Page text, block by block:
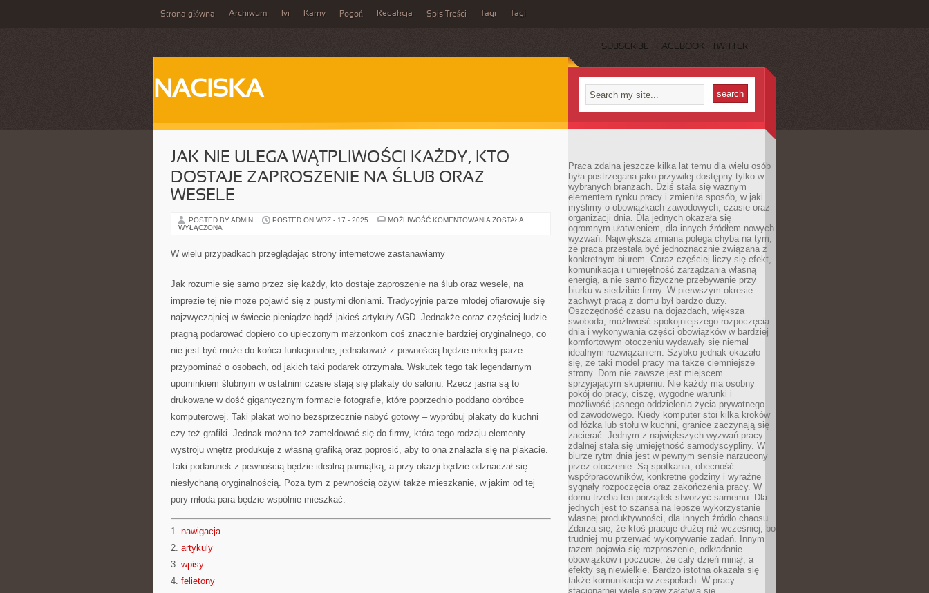
Strona główna Archiwum Ivi Karny Pogoń Redakcja Spis Treści Tagi Tagi
SUBSCRIBE FACEBOOK TWITTER
NACISKA
JAK NIE ULEGA WĄTPLIWOŚCI KAŻDY, KTO
DOSTAJE ZAPROSZENIE NA ŚLUB ORAZ
WESELE
POSTED BY ADMIN POSTED ON WRZ - 17 - 2025 MOŻLIWOŚĆ KOMENTOWANIA JAK
ŚLUB
WESELE
ZOSTAŁA
WYŁĄCZONA
W wielu przypadkach przeglądając strony internetowe zastanawiamy
Jak rozumie się samo przez się każdy, kto dostaje zaproszenie na ślub oraz wesele, na
imprezie tej nie może pojawić się z pustymi dłoniami. Tradycyjnie parze młodej ofiarowuje się
najzwyczajniej w świecie pieniądze bądź jakieś artykuły AGD. Jednakże coraz częściej ludzie
pragną podarować dopiero co upieczonym małżonkom coś znacznie bardziej oryginalnego, co
nie jest być może do końca funkcjonalne, jednakowoż z pewnością będzie młodej parze
przypominać o osobach, od jakich taki podarek otrzymała. Wskutek tego tak legendarnym
upominkiem ślubnym w ostatnim czasie stają się plakaty do salonu. Rzecz jasna są to
drukowane w dość gigantycznym formacie fotografie, które poprzednio poddano obróbce
komputerowej. Taki plakat wolno bezsprzecznie nabyć gotowy – wypróbuj plakaty do kuchni
czy też grafiki. Jednak można też zameldować się do firmy, która tego rodzaju elementy
wystroju wnętrz produkuje z własną grafiką oraz poprosić, aby to ona znalazła się na plakacie.
Taki podarunek z pewnością będzie idealną pamiątką, a przy okazji będzie odznaczał się
niesłychaną oryginalnością. Poza tym z pewnością ożywi także mieszkanie, w jakim od tej
pory młoda para będzie wspólnie mieszkać.
1. nawigacja
2. artykuly
3. wpisy
4. felietony
Praca zdalna jeszcze kilka lat temu dla wielu osób
była postrzegana jako przywilej dostępny tylko w
wybranych branżach. Dziś stała się ważnym
elementem rynku pracy i zmieniła sposób, w jaki
myślimy o obowiązkach zawodowych, czasie oraz
organizacji dnia. Dla jednych okazała się
ogromnym ułatwieniem, dla innych źródłem nowych
wyzwań. Największa zmiana polega chyba na tym,
że praca przestała być jednoznacznie związana z
konkretnym biurem. Coraz częściej liczy się efekt,
komunikacja i umiejętność zarządzania własną
energią, a nie samo fizyczne przebywanie przy
biurku w siedzibie firmy. W pierwszym okresie
zachwyt pracą z domu był bardzo duży.
Oszczędność czasu na dojazdach, większa
swoboda, możliwość spokojniejszego rozpoczęcia
dnia i wykonywania części obowiązków w bardziej
komfortowym otoczeniu wydawały się niemal
idealnym rozwiązaniem. Szybko jednak okazało
się, że taki model pracy ma także ciemniejsze
strony. Dom nie zawsze jest miejscem
sprzyjającym skupieniu. Nie każdy ma osobny
pokój do pracy, ciszę, wygodne warunki i
możliwość jasnego oddzielenia życia prywatnego
od zawodowego. Kiedy komputer stoi kilka kroków
od łóżka lub stołu w kuchni, granice zaczynają się
zacierać. Jednym z największych wyzwań pracy
zdalnej stała się umiejętność samodyscypliny. W
biurze rytm dnia jest w pewnym sensie narzucony
przez otoczenie. Są spotkania, obecność
współpracowników, konkretne godziny i wyraźne
sygnały rozpoczęcia oraz zakończenia pracy. W
domu trzeba ten porządek stworzyć samemu. Dla
jednych jest to szansa na lepsze wykorzystanie
własnej produktywności, dla innych źródło chaosu.
Zdarza się, że ktoś pracuje dłużej niż wcześniej, bo
trudniej mu przerwać wykonywanie zadań. Innym
razem pojawia się rozproszenie, odkładanie
obowiązków i poczucie, że cały dzień minął, a
efekty są niewielkie. Bardzo istotna okazała się
także komunikacja w zespołach. W pracy
stacjonarnej wiele spraw załatwia się